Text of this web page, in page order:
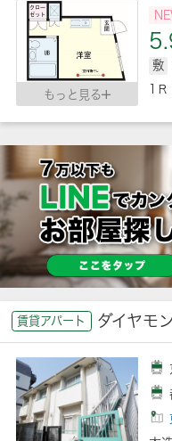
もっと見る
敷
1
賃貸アパート ダイヤモ